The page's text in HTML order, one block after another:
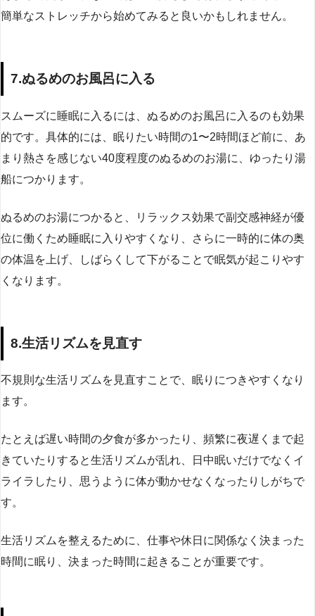
簡単なストレッチから始めてみると良いかもしれません。
7.ぬるめのお風呂に入る
スムーズに睡眠に入るには、ぬるめのお風呂に入るのも効果
的です。具体的には、眠りたい時間の1〜2時間ほど前に、あ
まり熱さを感じない40度程度のぬるめのお湯に、ゆったり湯
船につかります。
ぬるめのお湯につかると、リラックス効果で副交感神経が優
位に働くため睡眠に入りやすくなり、さらに一時的に体の奥
の体温を上げ、しばらくして下がることで眠気が起こりやす
くなります。
8.生活リズムを見直す
不規則な生活リズムを見直すことで、眠りにつきやすくなり
ます。
たとえば遅い時間の夕食が多かったり、頻繁に夜遅くまで起
きていたりすると生活リズムが乱れ、日中眠いだけでなくイ
ライラしたり、思うように体が動かせなくなったりしがちで
す。
生活リズムを整えるために、仕事や休日に関係なく決まった
時間に眠り、決まった時間に起きることが重要です。